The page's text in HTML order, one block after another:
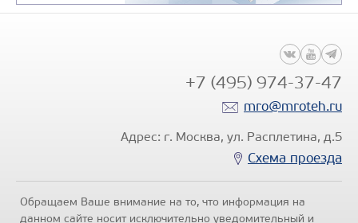
+7 (495) 974-37-47
mro@mroteh.ru
Адрес: г. Москва, ул. Расплетина, д.5
Схема проезда
Обращаем Ваше внимание на то, что информация на
данном сайте носит исключительно уведомительный и